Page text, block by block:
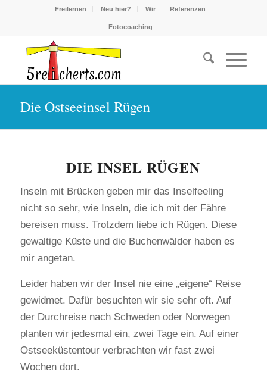
Freilernen Neu hier? Wir Referenzen
Fotocoaching
Die Ostseeinsel Rügen
DIE INSEL RÜGEN
Inseln mit Brücken geben mir das Inselfeeling
nicht so sehr, wie Inseln, die ich mit der Fähre
bereisen muss. Trotzdem liebe ich Rügen. Diese
gewaltige Küste und die Buchenwälder haben es
mir angetan.
Leider haben wir der Insel nie eine „eigene“ Reise
gewidmet. Dafür besuchten wir sie sehr oft. Auf
der Durchreise nach Schweden oder Norwegen
planten wir jedesmal ein, zwei Tage ein. Auf einer
Ostseeküstentour verbrachten wir fast zwei
Wochen dort.